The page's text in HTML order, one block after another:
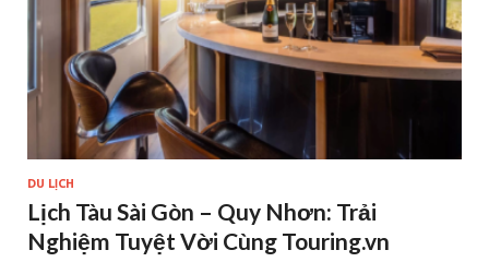
DU LỊCH
Lịch Tàu Sài Gòn – Quy Nhơn: Trải
Nghiệm Tuyệt Vời Cùng Touring.vn